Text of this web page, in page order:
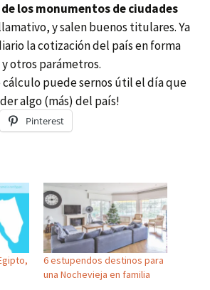
los monumentos de ciudades
y salen buenos titulares. Ya
la cotización del país en forma
otros parámetros.
cálculo puede sernos útil el día que
algo (más) del país!
Pinterest
6 estupendos destinos para
una Nochevieja en familia